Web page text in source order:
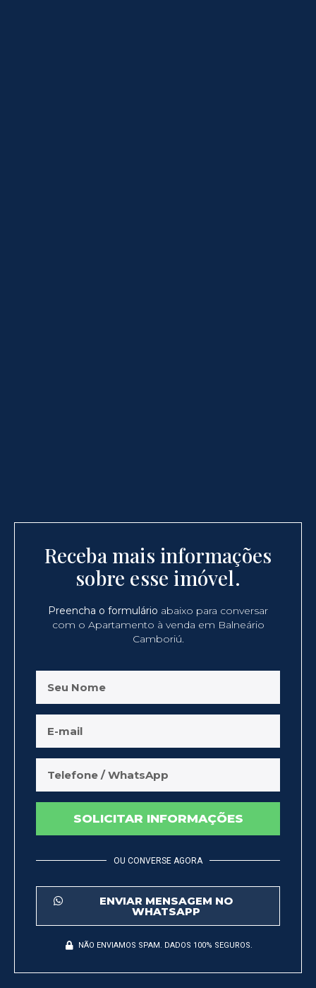
Receba mais informações
sobre esse imóvel.
Preencha o formulário abaixo para conversar
com o Apartamento à venda em Balneário
Camboriú.
SOLICITAR INFORMAÇÕES
OU CONVERSE AGORA
ENVIAR MENSAGEM NO
WHATSAPP
NÃO ENVIAMOS SPAM. DADOS 100% SEGUROS.